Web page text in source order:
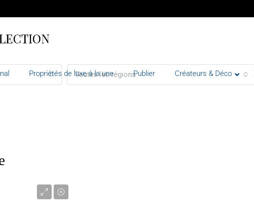
Propriétés de luxe à la une Publier Créateurs & Déco
Toutes les régions